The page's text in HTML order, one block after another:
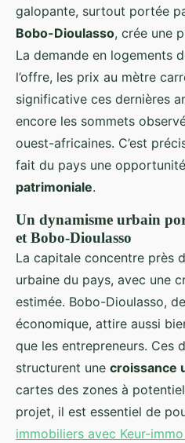
galopante, surtout portée
Bobo-Dioulasso, crée une
La demande en logements
l’offre, les prix au mètre
significative ces dernières
encore les sommets
ouest-africaines. C’est
fait du pays une
patrimoniale.
Un dynamisme urbain
et Bobo-Dioulasso
La capitale concentre près
urbaine du pays, avec une
estimée. Bobo-Dioulasso,
économique, attire aussi
que les entrepreneurs. Ces
structurent une croissance
cartes des zones à
projet, il est essentiel de
immobiliers avec Keur-